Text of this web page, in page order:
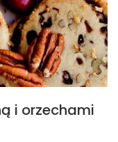
i orzechami